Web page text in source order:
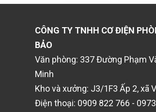
CÔNG TY TNHH CƠ ĐIỆN
BẢO
Văn phòng: 337 Đường Phạm
Minh
Kho và xưởng: J3/1F3 Ấp 2, xã
Điện thoại: 0909 822 766 -